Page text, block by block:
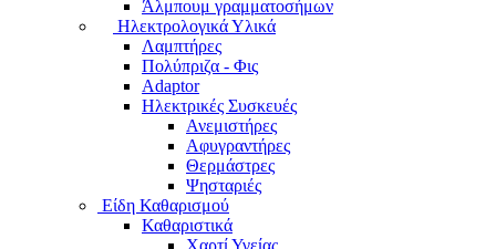
Άλμπουμ γραμματοσήμων
Ηλεκτρολογικά Υλικά
Λαμπτήρες
Πολύπριζα - Φις
Adaptor
Ηλεκτρικές Συσκευές
Ανεμιστήρες
Αφυγραντήρες
Θερμάστρες
Ψησταριές
Είδη Καθαρισμού
Καθαριστικά